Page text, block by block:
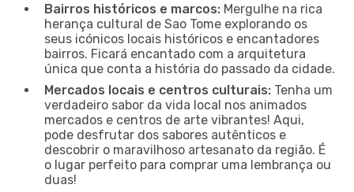
Bairros históricos e marcos: Mergulhe na rica
herança cultural de Sao Tome explorando os
seus icónicos locais históricos e encantadores
bairros. Ficará encantado com a arquitetura
única que conta a história do passado da cidade.
Mercados locais e centros culturais: Tenha um
verdadeiro sabor da vida local nos animados
mercados e centros de arte vibrantes! Aqui,
pode desfrutar dos sabores autênticos e
descobrir o maravilhoso artesanato da região. É
o lugar perfeito para comprar uma lembrança ou
duas!